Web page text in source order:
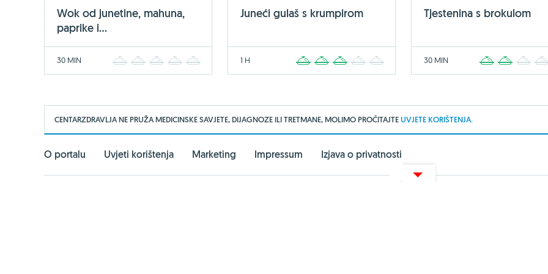
Wok od junetine, mahuna,
paprike i...
30 MIN 2 3 4
Juneći gulaš s krumpirom
1 H 2 3 4
Tjestenina s brokulom
30 MIN 2 3
CENTARZDRAVLJA NE PRUŽA MEDICINSKE SAVJETE, DIJAGNOZE ILI TRETMANE, MOLIMO PROČITAJTEUVJETE KORIŠTENJA.
O portalu Uvjeti korištenja Marketing Impressum Izjava o privatnosti